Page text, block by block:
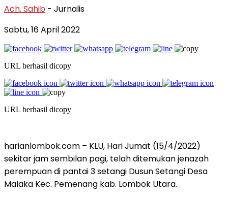
Ach. Sahib - Jurnalis
Sabtu, 16 April 2022
URL berhasil dicopy
URL berhasil dicopy
harianlombok.com – KLU, Hari Jumat (15/4/2022)
sekitar jam sembilan pagi, telah ditemukan jenazah
perempuan di pantai 3 setangi Dusun Setangi Desa
Malaka Kec. Pemenang kab. Lombok Utara.